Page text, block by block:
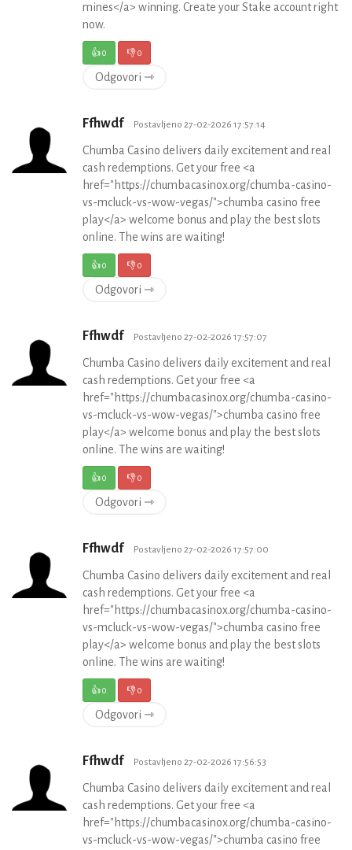
mines</a> winning. Create your Stake account right
now.
👍0 👎0
Odgovori ⇾
Ffhwdf Postavljeno 27-02-2026 17:57:14
Chumba Casino delivers daily excitement and real
cash redemptions. Get your free <a
href="https://chumbacasinox.org/chumba-casino-
vs-mcluck-vs-wow-vegas/">chumba casino free
play</a> welcome bonus and play the best slots
online. The wins are waiting!
👍0 👎0
Odgovori ⇾
Ffhwdf Postavljeno 27-02-2026 17:57:07
Chumba Casino delivers daily excitement and real
cash redemptions. Get your free <a
href="https://chumbacasinox.org/chumba-casino-
vs-mcluck-vs-wow-vegas/">chumba casino free
play</a> welcome bonus and play the best slots
online. The wins are waiting!
👍0 👎0
Odgovori ⇾
Ffhwdf Postavljeno 27-02-2026 17:57:00
Chumba Casino delivers daily excitement and real
cash redemptions. Get your free <a
href="https://chumbacasinox.org/chumba-casino-
vs-mcluck-vs-wow-vegas/">chumba casino free
play</a> welcome bonus and play the best slots
online. The wins are waiting!
👍0 👎0
Odgovori ⇾
Ffhwdf Postavljeno 27-02-2026 17:56:53
Chumba Casino delivers daily excitement and real
cash redemptions. Get your free <a
href="https://chumbacasinox.org/chumba-casino-
vs-mcluck-vs-wow-vegas/">chumba casino free